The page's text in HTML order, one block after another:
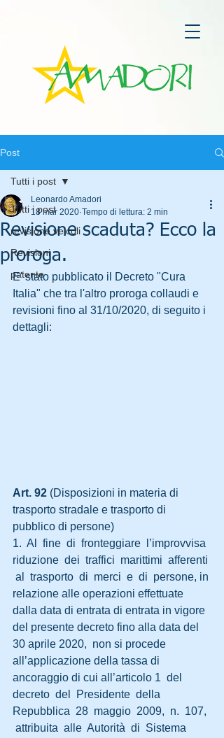
Post
Tutti i post
revisione veicoli
Revisioni
patente
Tutti i post
Revisione scaduta? Ecco la
proroga.
Leonardo Amadori
18 mar 2020 Tempo di lettura: 2 min
E' stato pubblicato il Decreto "Cura
Italia" che tra l'altro proroga collaudi e
revisioni fino al 31/10/2020, di seguito i
dettagli:
​​Art. 92 (Disposizioni in materia di
trasporto stradale e trasporto di
pubblico di persone)
1.  Al  fine  di  fronteggiare  l’improvvisa
riduzione  dei  traffici  marittimi  afferenti
al  trasporto  di  merci  e  di  persone, in
relazione alle operazioni effettuate
dalla data di entrata di entrata in vigore
del presente decreto fino alla data del
30 aprile 2020,  non si procede
all’applicazione della tassa di
ancoraggio di cui all’articolo 1  del
decreto  del  Presidente  della
Repubblica  28  maggio  2009,  n.  107,
attribuita  alle  Autorità  di  Sistema